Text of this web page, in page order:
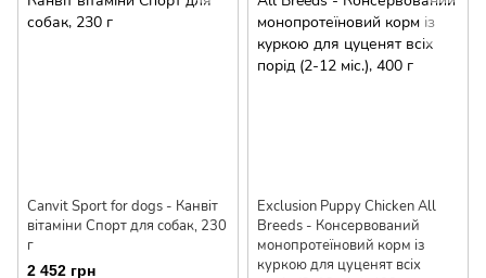
Сanvit Sport for dogs - Канвіт
вітаміни Спорт для собак, 230
г
2 452 грн
Exclusion Puppy Chicken All
Breeds - Консервований
монопротеїновий корм із
куркою для цуценят всіх